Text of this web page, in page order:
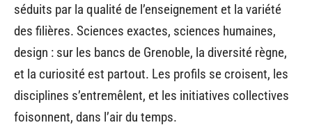
séduits par la qualité de l’enseignement et la variété
des filières. Sciences exactes, sciences humaines,
design : sur les bancs de Grenoble, la diversité règne,
et la curiosité est partout. Les profils se croisent, les
disciplines s’entremêlent, et les initiatives collectives
foisonnent, dans l’air du temps.